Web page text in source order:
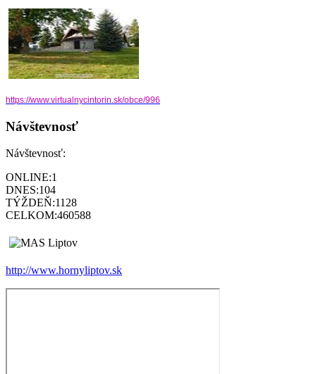
https://www.virtualnycintorin.sk/obce/996
Návštevnosť
Návštevnosť:
ONLINE:1
DNES:104
TÝŽDEŇ:1128
CELKOM:460588
http://www.hornyliptov.sk